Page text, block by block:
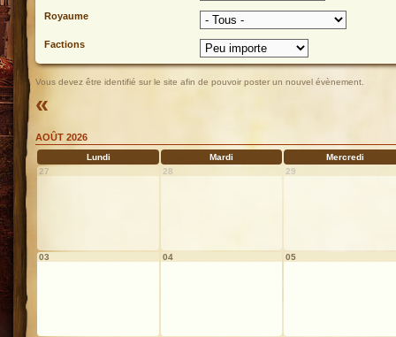
Royaume
Factions
Vous devez être identifié sur le site afin de pouvoir poster un nouvel évènement.
«
AOÛT 2026
Lundi Mardi
Mercredi
27
28 29
03 04 05